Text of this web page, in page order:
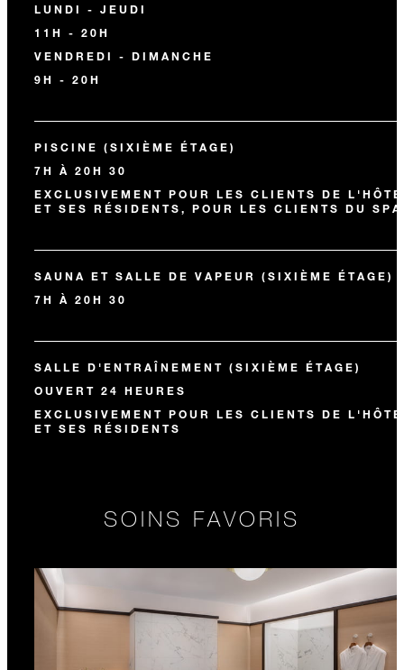
LUNDI - JEUDI
11H - 20H
VENDREDI - DIMANCHE
9H - 20H
PISCINE (SIXIÈME ÉTAGE)
7H À 20H 30
EXCLUSIVEMENT POUR LES CLIENTS DE
ET SES RÉSIDENTS, POUR LES CLIENTS DU
SAUNA ET SALLE DE VAPEUR (SIXIÈME ÉTAGE)
7H À 20H 30
SALLE D'ENTRAÎNEMENT (SIXIÈME ÉTAGE)
OUVERT 24 HEURES
EXCLUSIVEMENT POUR LES CLIENTS DE
ET SES RÉSIDENTS
SOINS FAVORIS